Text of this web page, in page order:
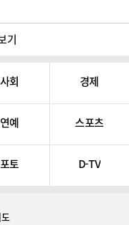
기
사회 경제
연예 스포츠
포토 D-TV